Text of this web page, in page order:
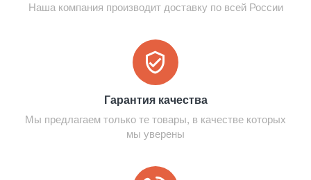
Наша компания производит доставку по всей России
Гарантия качества
Мы предлагаем только те товары, в качестве которых
мы уверены